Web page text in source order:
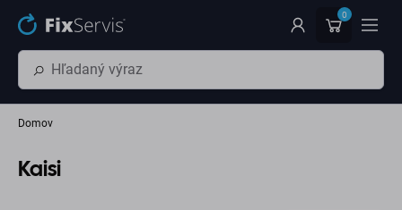
Preskočiť na hlavný obsah 0
Domov
Kaisi